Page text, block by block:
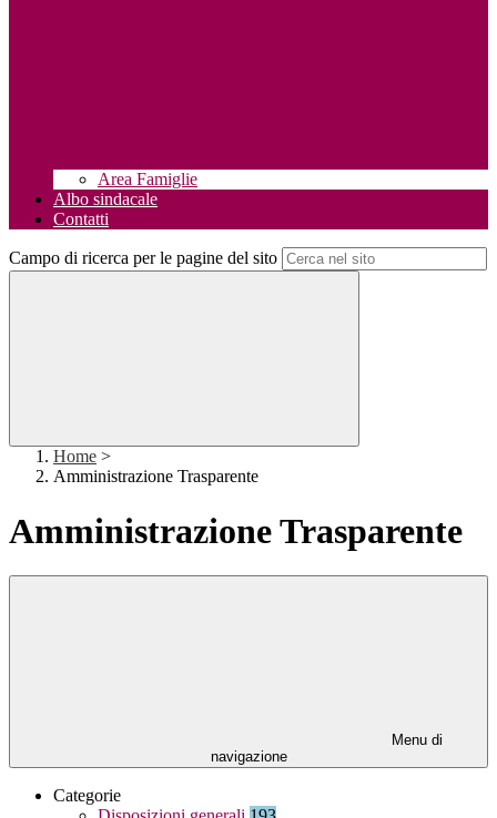
Area Famiglie
Albo sindacale
Contatti
Campo di ricerca per le pagine del sito
Home >
Amministrazione Trasparente
Amministrazione Trasparente
Menu di
navigazione
Categorie